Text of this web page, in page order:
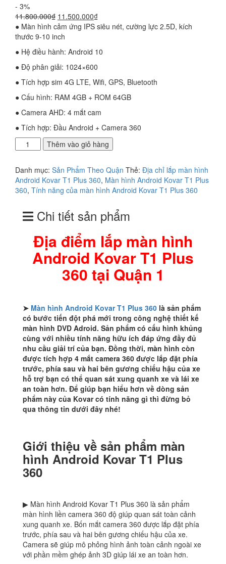
- 3%
11.800.000₫ Giá
gốc
là:
11.500.000₫Giá
hiện
11.500.000₫.
● Màn hình cảm ứng IPS siêu nét, cường lực 2.5D, kích
thước 9-10 inch
● Hệ điều hành: Android 10
● Độ phân giải: 1024×600
● Tích hợp sim 4G LTE, Wifi, GPS, Bluetooth
● Cấu hình: RAM 4GB + ROM 64GB
● Camera AHD: 4 mắt cam
● Tích hợp: Đầu Android + Camera 360
điểm
màn
hình
Android
T1
Plus
Thêm vào giỏ hàng
Danh mục: Sản Phẩm Theo Quận Thẻ: Địa chỉ lắp màn hình
Android Kovar T1 Plus 360, Màn hình Android Kovar T1 Plus
360, Tính năng của màn hình Android Kovar T1 Plus 360
Chi tiết sản phẩm
Địa điểm lắp màn hình
Android Kovar T1 Plus
360 tại Quận 1
➤ Màn hình Android Kovar T1 Plus 360 là sản phẩm
có bước tiến đột phá mới trong công nghệ thiết kế
màn hình DVD Adroid. Sản phẩm có cấu hình khủng
cùng với nhiều tính năng hữu ích đáp ứng đầy đủ
nhu cầu giải trí của bạn. Đồng thời, màn hình còn
được tích hợp 4 mắt camera 360 được lắp đặt phía
trước, phía sau và hai bên gương chiếu hậu của xe
hỗ trợ bạn có thể quan sát xung quanh xe và lái xe
an toàn hơn. Để giúp bạn hiểu hơn về dòng sản
phẩm này của Kovar có tính năng gì thì đừng bỏ
qua thông tin dưới đây nhé!
Giới thiệu về sản phẩm màn
hình Android Kovar T1 Plus
360
▶ Màn hình Android Kovar T1 Plus 360 là sản phẩm
màn hình liền camera 360 độ giúp quan sát toàn cảnh
xung quanh xe. Bốn mắt camera 360 được lắp đặt phía
trước, phía sau và hai bên gương chiếu hậu của xe.
Camera sẽ giúp mô phỏng hình ảnh toàn cảnh ngoài xe
với phần mềm ghép ảnh 3D giúp lái xe an toàn hơn.